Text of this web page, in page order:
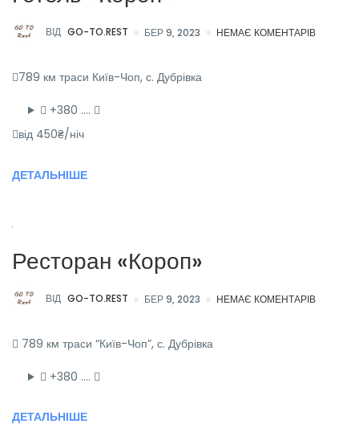
ВІД GO-TO.REST БЕР 9, 2023 НЕМАЄ КОМЕНТАРІВ
789 км траси Київ-Чоп, с. Дубрівка
+380 ….
від 450₴/ніч
ДЕТАЛЬНІШЕ
Ресторан «Короп»
ВІД GO-TO.REST БЕР 9, 2023 НЕМАЄ КОМЕНТАРІВ
789 км траси “Київ-Чоп”, с. Дубрівка
+380 ….
ДЕТАЛЬНІШЕ